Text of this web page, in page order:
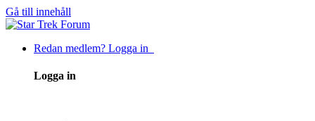
Gå till innehåll
Redan medlem? Logga in
Logga in